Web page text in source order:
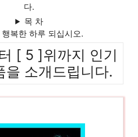
다.
목 차
행복한 하루 되십시오.
[ 5 ]위까지 인기
을 소개드립니다.